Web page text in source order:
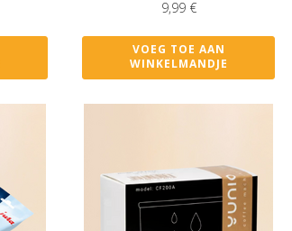
9,99 €
VOEG TOE AAN
WINKELMANDJE